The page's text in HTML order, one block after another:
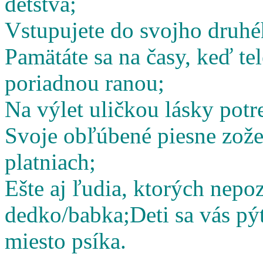
Vstupujete do svojho
Pamätáte sa na časy, keď
poriadnou ranou;
Na výlet uličkou lásky
Svoje obľúbené piesne
platniach;
Ešte aj ľudia, ktorých
dedko/babka;Deti sa vás
miesto psíka.